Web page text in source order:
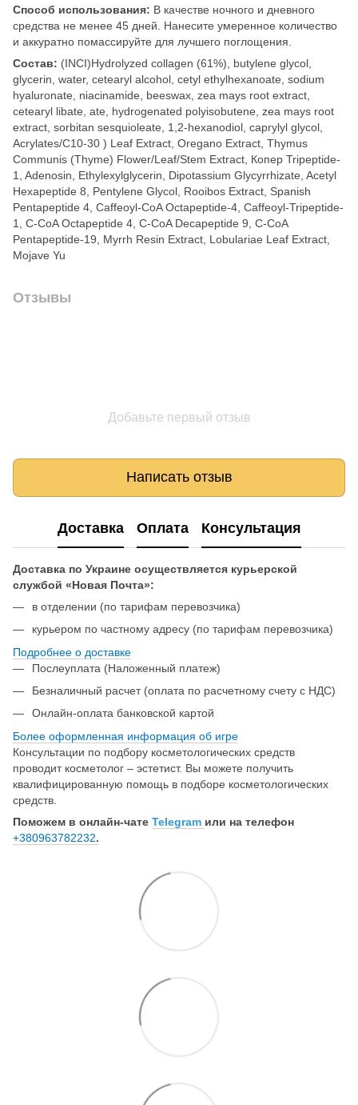
Способ использования: В качестве ночного и дневного
средства не менее 45 дней. Нанесите умеренное количество
и аккуратно помассируйте для лучшего поглощения.
Состав: (INCI)Hydrolyzed collagen (61%), butylene glycol,
glycerin, water, cetearyl alcohol, cetyl ethylhexanoate, sodium
hyaluronate, niacinamide, beeswax, zea mays root extract,
cetearyl libate, ate, hydrogenated polyisobutene, zea mays root
extract, sorbitan sesquioleate, 1,2-hexanodiol, caprylyl glycol,
Acrylates/C10-30 ) Leaf Extract, Oregano Extract, Thymus
Communis (Thyme) Flower/Leaf/Stem Extract, Копер Tripeptide-
1, Adenosin, Ethylexylglycerin, Dipotassium Glycyrrhizate, Acetyl
Hexapeptide 8, Pentylene Glycol, Rooibos Extract, Spanish
Pentapeptide 4, Caffeoyl-CoA Octapeptide-4, Caffeoyl-Tripeptide-
1, C-CoA Octapeptide 4, C-CoA Decapeptide 9, C-CoA
Pentapeptide-19, Myrrh Resin Extract, Lobulariae Leaf Extract,
Mojave Yu
Отзывы
Добавьте первый отзыв
Написать отзыв
Доставка Оплата Консультация
Доставка по Украине осуществляется курьерской
службой «Новая Почта»:
в отделении (по тарифам перевозчика)
курьером по частному адресу (по тарифам перевозчика)
Подробнее о доставке
Послеуплата (Наложенный платеж)
Безналичный расчет (оплата по расчетному счету с НДС)
Онлайн-оплата банковской картой
Более оформленная информация об игре
Консультации по подбору косметологических средств
проводит косметолог – эстетист. Вы можете получить
квалифицированную помощь в подборе косметологических
средств.
Поможем в онлайн-чате Telegram или на телефон
+380963782232.